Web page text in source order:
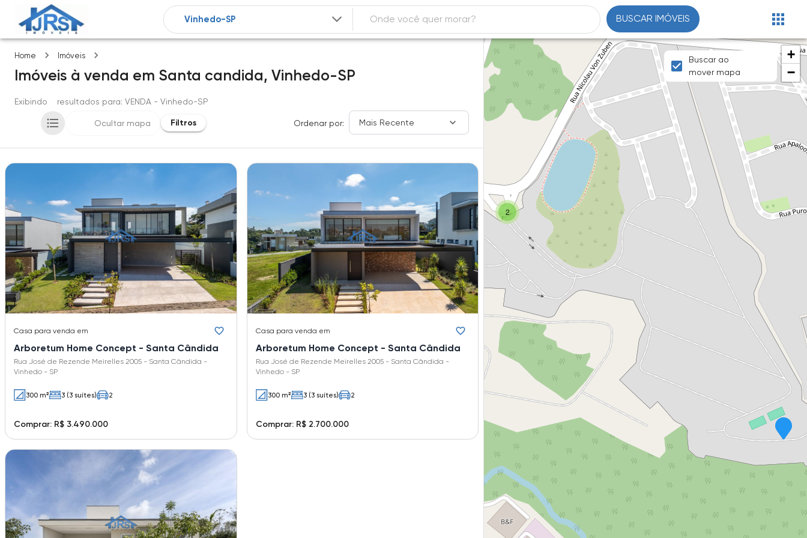
BUSCAR IMÓVEIS
Home Imóveis
Imóveis à venda em Santa candida, Vinhedo-SP
Exibindo resultados para: VENDA - Vinhedo-SP
Ocultar mapa Filtros Ordenar por: Mais Recente
Casa para venda em
Arboretum Home Concept - Santa Cândida
Rua José de Rezende Meirelles 2005 - Santa Cândida -
Vinhedo - SP
300 m² 3 (3 suítes) 2
Comprar: R$ 3.490.000
Casa para venda em
Arboretum Home Concept - Santa Cândida
Rua José de Rezende Meirelles 2005 - Santa Cândida -
Vinhedo - SP
300 m² 3 (3 suítes) 2
Comprar: R$ 2.700.000
2
+
−
Buscar ao
mover mapa